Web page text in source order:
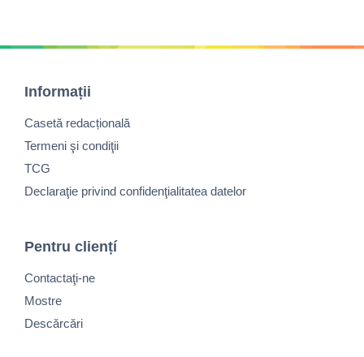
Informații
Casetă redacțională
Termeni şi condiţii
TCG
Declaraţie privind confidenţialitatea datelor
Pentru cliențí
Contactaţi-ne
Mostre
Descărcări